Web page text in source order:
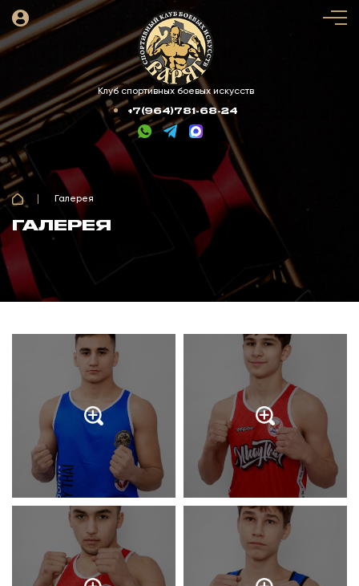
Клуб спортивных боевых искусств
+7(964)781-68-24
Галерея
ГАЛЕРЕЯ